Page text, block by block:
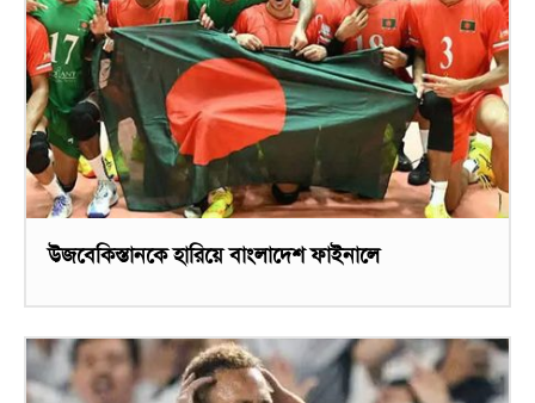
উজবেকিস্তানকে হারিয়ে বাংলাদেশ ফাইনালে